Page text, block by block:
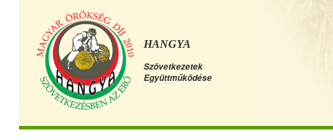
HANGYA
Szövetkezetek
Együttműködése
Főmenü